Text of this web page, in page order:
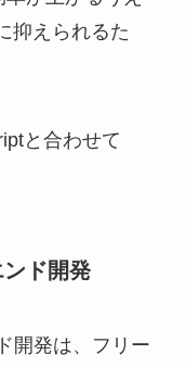
抑えられるた
と合わせて
ド開発
開発は、フリー